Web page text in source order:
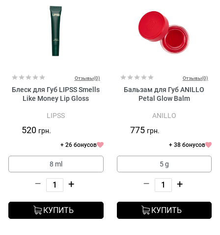
Отзывы(0)
Блеск для Губ LIPSS Smells
Like Money Lip Gloss
LIPSS
520 грн.
+ 26 бонусов
8 ml
– +
КУПИТЬ
Отзывы(0)
Бальзам для Губ ANILLO
Petal Glow Balm
ANILLO
775 грн.
+ 38 бонусов
5 g
– +
КУПИТЬ